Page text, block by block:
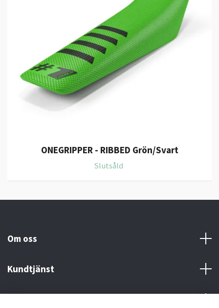
ONEGRIPPER - RIBBED Grön/Svart
Slutsåld
Om oss
Kundtjänst